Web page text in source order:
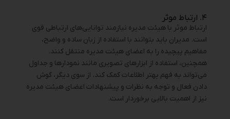
۴. ارتباط موثر
ارتباط موثر با هیئت مدیره نیازمند توانایی‌های ارتباطی قوی
است. مدیران باید بتوانند با استفاده از زبان ساده و واضح،
مفاهیم پیچیده را به اعضای هیئت مدیره منتقل کنند.
همچنین، استفاده از ابزارهای تصویری مانند نمودارها و جداول
می‌تواند به فهم بهتر اطلاعات کمک کند. از سوی دیگر، گوش
دادن فعال و توجه به نظرات و پیشنهادات اعضای هیئت مدیره
نیز از اهمیت بالایی برخوردار است.